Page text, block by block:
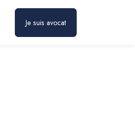
Je suis avocat